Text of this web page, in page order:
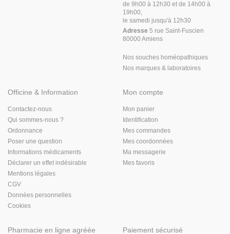
de 9h00 à 12h30 et de 14h00 à
19h00,
le samedi jusqu'à 12h30
Adresse 5 rue Saint-Fuscien
80000 Amiens
Nos souches homéopathiques
Nos marques & laboratoires
Officine & Information
Contactez-nous
Qui sommes-nous ?
Ordonnance
Poser une question
Informations médicaments
Déclarer un effet indésirable
Mentions légales
CGV
Données personnelles
Cookies
Mon compte
Mon panier
Identification
Mes commandes
Mes coordonnées
Ma messagerie
Mes favoris
Pharmacie en ligne agréée Paiement sécurisé